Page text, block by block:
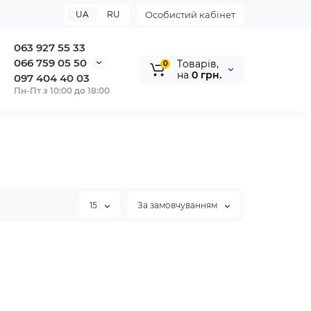
Особистий кабінет
UA RU
063 927 55 33
066 759 05 50
097 404 40 03
Пн-Пт з 10:00 до 18:00
0
Tоварів,
на 0 грн.
15 За замовчуванням